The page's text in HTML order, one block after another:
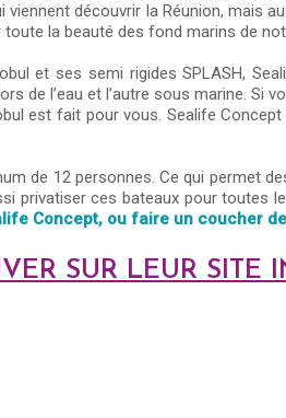
découvrir la Réunion, mais
la beauté des fond marins de
et ses semi rigides SPLASH,
de l’eau et l’autre sous marine. Si
est fait pour vous. Sealife
de 12 personnes. Ce qui permet
privatiser ces bateaux pour toutes
Concept, ou faire un coucher
SUR LEUR SITE